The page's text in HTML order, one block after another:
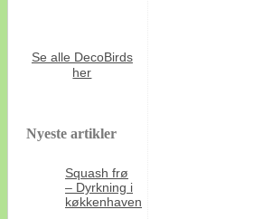
Se alle DecoBirds
her
Nyeste artikler
Squash frø
– Dyrkning i
køkkenhaven